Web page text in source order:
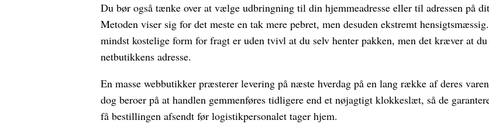
Du bør også tænke over at vælge udbringning til din hjemmeadresse eller til adressen på
Metoden viser sig for det meste en tak mere pebret, men desuden ekstremt
mindst kostelige form for fragt er uden tvivl at du selv henter pakken, men det kræver at
netbutikkens adresse.
En masse webbutikker præsterer levering på næste hverdag på en lang række af deres
dog beroer på at handlen gemmenføres tidligere end et nøjagtigt klokkeslæt, så de
få bestillingen afsendt før logistikpersonalet tager hjem.